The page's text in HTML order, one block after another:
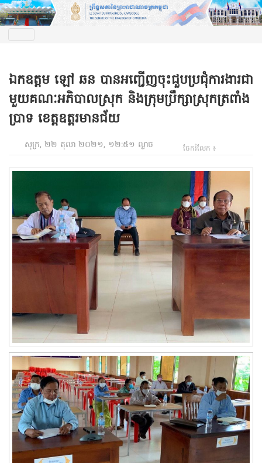
ឯកឧត្តម ឡៅ ឆន បានអញ្ជើញចុះជួបប្រជុំការងារជា
មួយគណៈអភិបាលស្រុក និងក្រុមប្រឹក្សាស្រុកត្រពាំង
ប្រាទ ខេត្តឧត្តរមានជ័យ
សុក្រ, ២២ តុលា ២០២១, ១២:៥១ ល្ងាច ចែករំលែក ៖